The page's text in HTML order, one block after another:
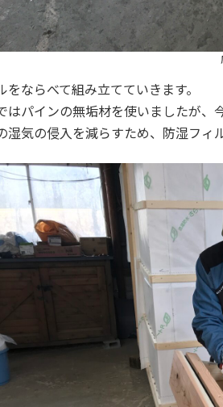
をならべて組み立てていきます。
はパインの無垢材を使いましたが、
湿気の侵入を減らすため、防湿フィ